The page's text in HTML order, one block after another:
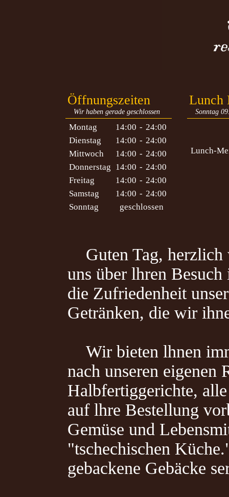
Öffnungszeiten
Wir haben gerade geschlossen
Lunch
Sonntag
Montag 14:00 - 24:00
Dienstag
14:00 - 24:00
Mittwoch
14:00 - 24:00
Donnerstag 14:00 - 24:00
Freitag
14:00 - 24:00
Samstag
14:00 - 24:00
Sonntag
geschlossen
Lunch-
Guten Tag, herzlich
uns über lhren
die Zufriedenheit
Getränken, die wir
Wir bieten lhnen
nach unseren eigenen
Halbfertiggerichte,
auf lhre Bestellung
Gemüse und
"tschechischen
gebackene Gebäcke